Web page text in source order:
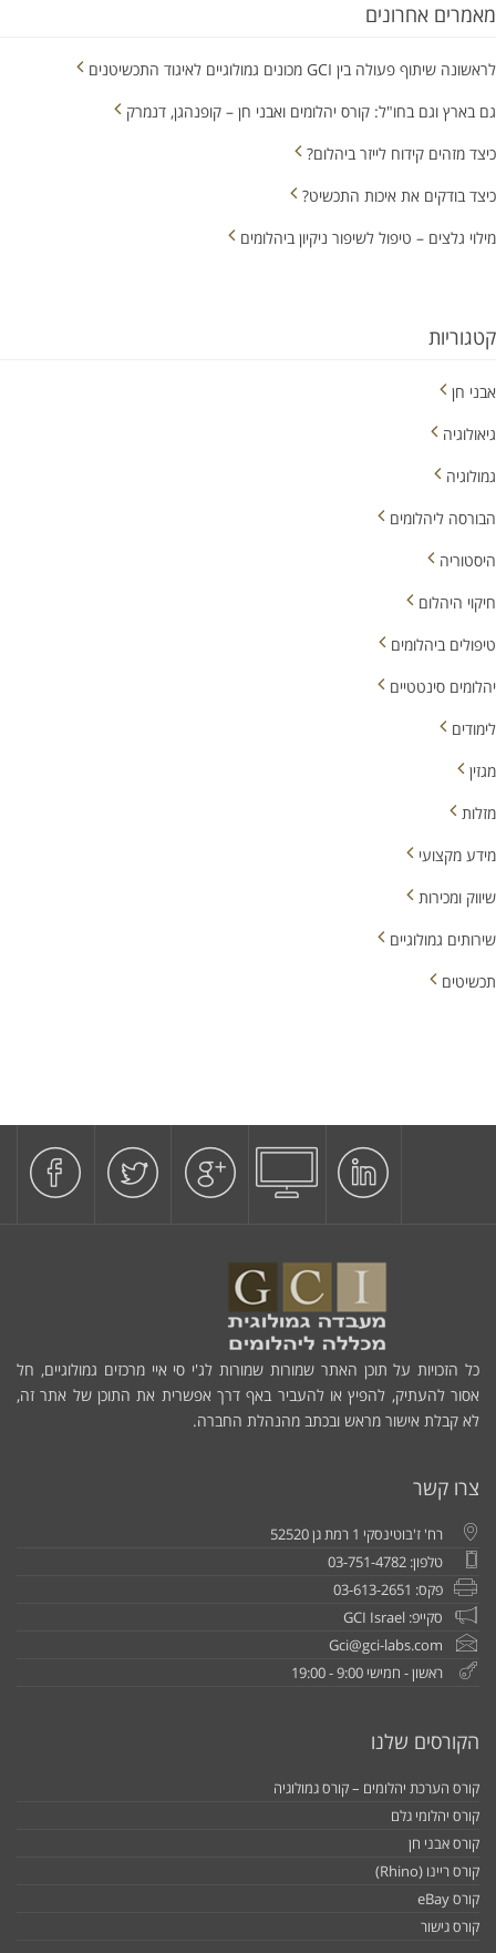
מאמרים אחרונים
לראשונה שיתוף פעולה בין GCI מכונים גמולוגיים לאיגוד התכשיטנים
גם בארץ וגם בחו"ל: קורס יהלומים ואבני חן – קופנהגן, דנמרק
כיצד מזהים קידוח לייזר ביהלום?
כיצד בודקים את איכות התכשיט?
מילוי גלצים – טיפול לשיפור ניקיון ביהלומים
קטגוריות
אבני חן
גיאולוגיה
גמולוגיה
הבורסה ליהלומים
היסטוריה
חיקוי היהלום
טיפולים ביהלומים
יהלומים סינטטיים
לימודים
מגזין
מזלות
מידע מקצועי
שיווק ומכירות
שירותים גמולוגיים
תכשיטים
כל הזכויות על תוכן האתר שמורות שמורות לג'י סי איי מרכזים גמולוגיים, חל
אסור להעתיק, להפיץ או להעביר באף דרך אפשרית את התוכן של אתר זה,
לא קבלת אישור מראש ובכתב מהנהלת החברה.
צרו קשר
רח' ז'בוטינסקי 1 רמת גן 52520
טלפון: 03-751-4782
פקס: 03-613-2651
סקייפ: GCI Israel
Gci@gci-labs.com
ראשון - חמישי 9:00 - 19:00
הקורסים שלנו
קורס הערכת יהלומים – קורס גמולוגיה
קורס יהלומי גלם
קורס אבני חן
קורס ריינו (Rhino)
קורס eBay
קורס גישור